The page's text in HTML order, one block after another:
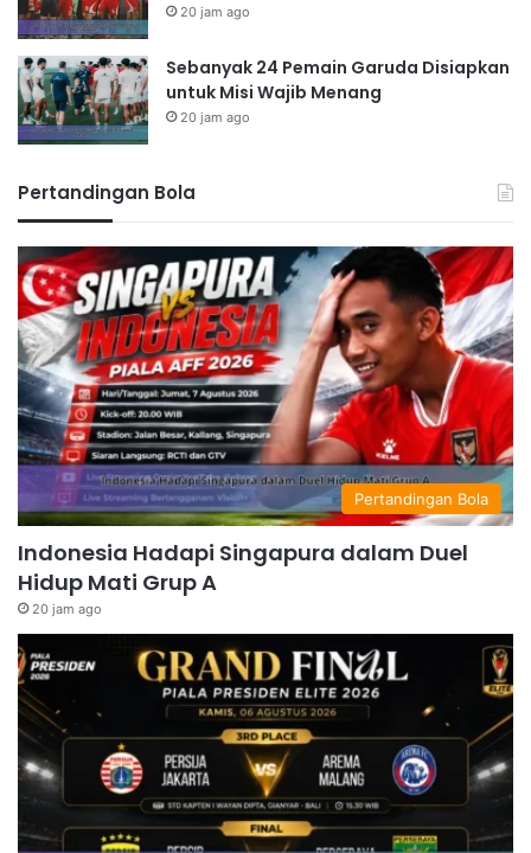
20 jam ago
Sebanyak 24 Pemain Garuda Disiapkan
untuk Misi Wajib Menang
20 jam ago
Pertandingan Bola
Pertandingan Bola
Indonesia Hadapi Singapura dalam Duel
Hidup Mati Grup A
20 jam ago